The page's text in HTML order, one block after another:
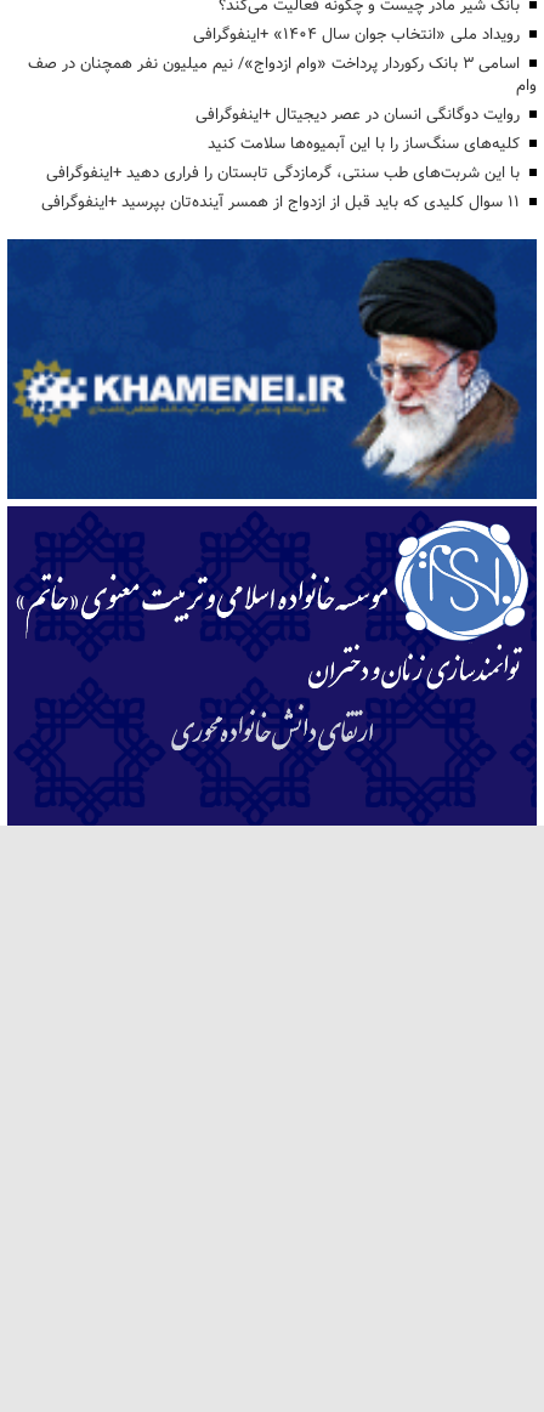
بانک شیر مادر چیست و چگونه فعالیت می‌کند؟
رویداد ملی «انتخاب جوان سال ۱۴۰۴» +اینفوگرافی
اسامی ۳ بانک رکوردار پرداخت «وام ازدواج»/ نیم میلیون نفر همچنان در صف
وام
روایت دوگانگی انسان در عصر دیجیتال +اینفوگرافی
کلیه‌های سنگ‌ساز را با این آبمیوه‌ها سلامت کنید
با این شربت‌های طب سنتی، گرمازدگی تابستان را فراری دهید +اینفوگرافی
۱۱ سوال کلیدی که باید قبل از ازدواج از همسر آینده‌تان بپرسید +اینفوگرافی